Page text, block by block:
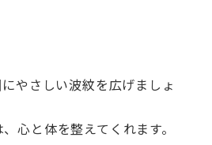
やさしい波紋を広げましょ
心と体を整えてくれます。